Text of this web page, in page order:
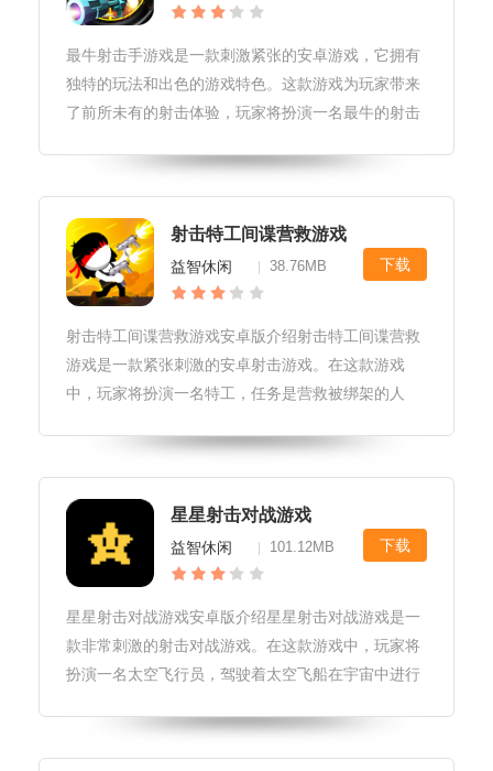
最牛射击手游戏是一款刺激紧张的安卓游戏，它拥有
独特的玩法和出色的游戏特色。这款游戏为玩家带来
了前所未有的射击体验，玩家将扮演一名最牛的射击
将从游戏特色、游戏亮点、游戏玩法和游戏测评四个
方面来详细介绍这款安卓游戏。游
射击特工间谍营救游戏
益智休闲 38.76MB 下载
射击特工间谍营救游戏安卓版介绍射击特工间谍营救
游戏是一款紧张刺激的安卓射击游戏。在这款游戏
中，玩家将扮演一名特工，任务是营救被绑架的人
时间内，通过各种障碍和挑战，找到并解救人质。游
戏特色1.紧张刺激的游戏体验：游戏
星星射击对战游戏
益智休闲 101.12MB 下载
星星射击对战游戏安卓版介绍星星射击对战游戏是一
款非常刺激的射击对战游戏。在这款游戏中，玩家将
扮演一名太空飞行员，驾驶着太空飞船在宇宙中进行
种武器和技能来打败他们。游戏玩法1.操作方式：游
戏采用了虚拟按键的操作方式，